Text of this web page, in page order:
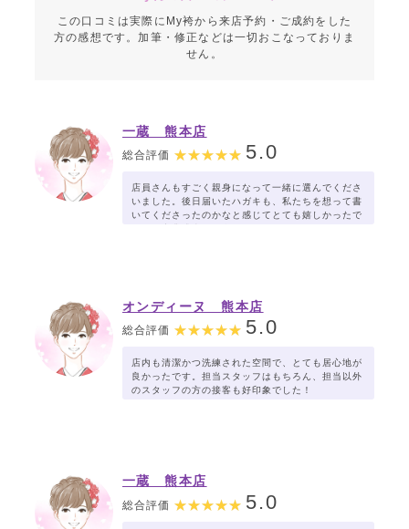
この口コミは実際にMy袴から来店予約・ご成約をした
方の感想です。加筆・修正などは一切おこなっておりま
せん。
一蔵 熊本店
総合評価 5.0
店員さんもすごく親身になって一緒に選んでくださ
いました。後日届いたハガキも、私たちを想って書
いてくださったのかなと感じてとても嬉しかったで
オンディーヌ 熊本店
総合評価 5.0
店内も清潔かつ洗練された空間で、とても居心地が
良かったです。担当スタッフはもちろん、担当以外
のスタッフの方の接客も好印象でした！
一蔵 熊本店
総合評価 5.0